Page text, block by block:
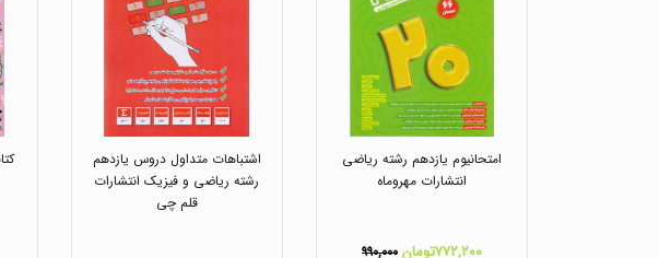
امتحانیوم یازدهم رشته ریاضی
انتشارات مهروماه
۷۷۲,۲۰۰تومان ۹۹۰,۰۰۰
اشتباهات متداول دروس یازدهم
رشته ریاضی و فیزیک انتشارات
قلم چی